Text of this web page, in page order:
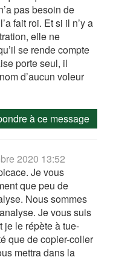
pas besoin de
fait roi. Et si il n’y a
elle ne
se rende compte
porte seul, il
d’aucun voleur
à ce message
2020 13:52
Je vous
que peu de
Nous sommes
Je vous suis
je le répète à tue-
que de copier-coller
mettra dans la